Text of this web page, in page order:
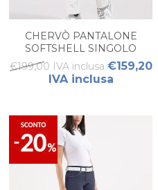
CHERVÒ PANTALONE
SOFTSHELL SINGOLO
DONNA
€199,00 IVA inclusa €159,20
IVA inclusa